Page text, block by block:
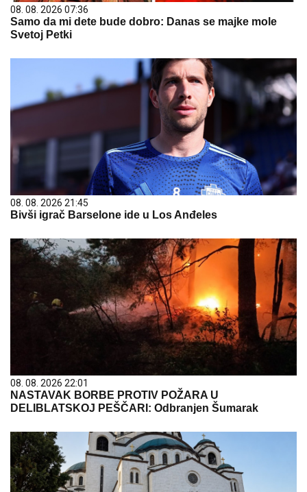
08. 08. 2026 07:36
Samo da mi dete bude dobro: Danas se majke mole
Svetoj Petki
08. 08. 2026 21:45
Bivši igrač Barselone ide u Los Anđeles
08. 08. 2026 22:01
NASTAVAK BORBE PROTIV POŽARA U
DELIBLATSKOJ PEŠČARI: Odbranjen Šumarak